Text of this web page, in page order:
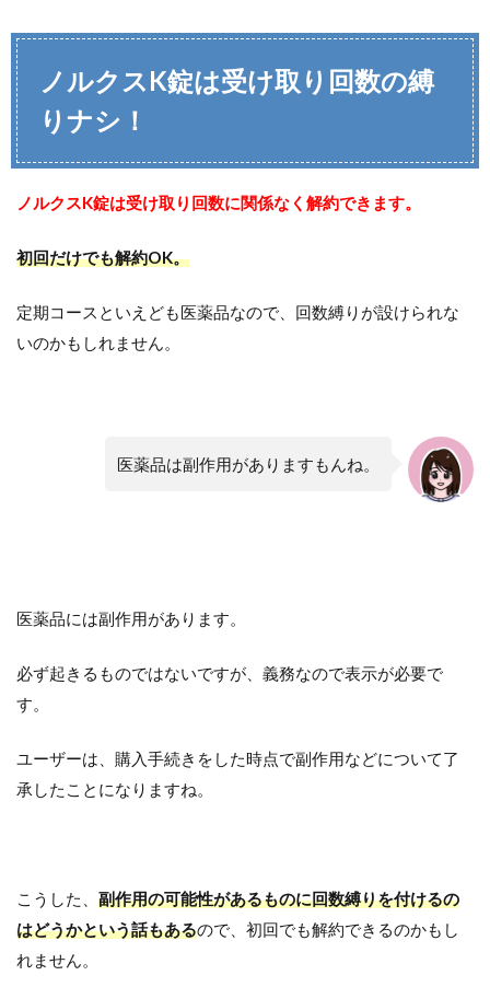
ノルクスK錠は受け取り回数の縛
りナシ！
ノルクスK錠は受け取り回数に関係なく解約できます。
初回だけでも解約OK。
定期コースといえども医薬品なので、回数縛りが設けられな
いのかもしれません。
医薬品は副作用がありますもんね。
医薬品には副作用があります。
必ず起きるものではないですが、義務なので表示が必要で
す。
ユーザーは、購入手続きをした時点で副作用などについて了
承したことになりますね。
こうした、 副作用の可能性があるものに回数縛りを付けるの
はどうかという話もあるので、初回でも解約できるのかもし
れません。